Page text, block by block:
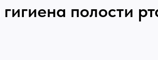
полости